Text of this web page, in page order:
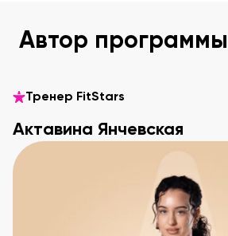
Автор программы
Тренер FitStars
Актавина Янчевская